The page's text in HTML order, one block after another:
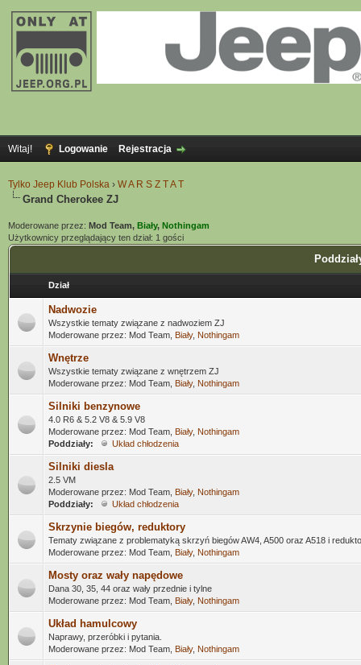
Witaj! Logowanie Rejestracja
Tylko Jeep Klub Polska › W A R S Z T A T
Grand Cherokee ZJ
Moderowane przez: Mod Team, Biały, Nothingam
Użytkownicy przeglądający ten dział: 1 gości
Dział
Nadwozie
Wszystkie tematy związane z nadwoziem ZJ
Moderowane przez: Mod Team, Biały, Nothingam
Wnętrze
Wszystkie tematy związane z wnętrzem ZJ
Moderowane przez: Mod Team, Biały, Nothingam
Silniki benzynowe
4.0 R6 & 5.2 V8 & 5.9 V8
Moderowane przez: Mod Team, Biały, Nothingam
Poddziały:
Układ chłodzenia
Silniki diesla
2.5 VM
Moderowane przez: Mod Team, Biały, Nothingam
Poddziały:
Układ chłodzenia
Skrzynie biegów, reduktory
Tematy związane z problematyką skrzyń biegów AW4, A500 oraz A518 i
Moderowane przez: Mod Team, Biały, Nothingam
Mosty oraz wały napędowe
Dana 30, 35, 44 oraz wały przednie i tylne
Moderowane przez: Mod Team, Biały, Nothingam
Układ hamulcowy
Naprawy, przeróbki i pytania.
Moderowane przez: Mod Team, Biały, Nothingam